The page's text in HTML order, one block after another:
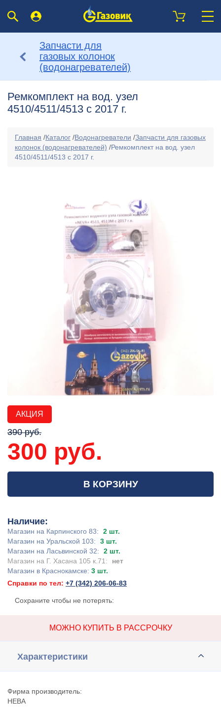
Запчасти для
газовых колонок
(водонагревателей)
Ремкомплект на вод. узел
4510/4511/4513 с 2017 г.
Главная /Каталог /Водонагреватели /Запчасти для газовых
колонок (водонагревателей) /Ремкомплект на вод. узел
4510/4511/4513 с 2017 г.
АКЦИЯ
390 руб.
300 руб.
В КОРЗИНУ
Наличие:
Магазин на Карпинского 83:
2 шт.
Магазин на Уральской 103:
3 шт.
Магазин на Ласьвинской 32:
2 шт.
Магазин на Г. Хасана 105 к.71:
нет
Магазин в Краснокамске: 3 шт.
Справки по тел: +7 (342) 206-06-83
Сохраните чтобы не потерять:
МОЖНО КУПИТЬ В РАССРОЧКУ
Характеристики
Фирма производитель:
НЕВА